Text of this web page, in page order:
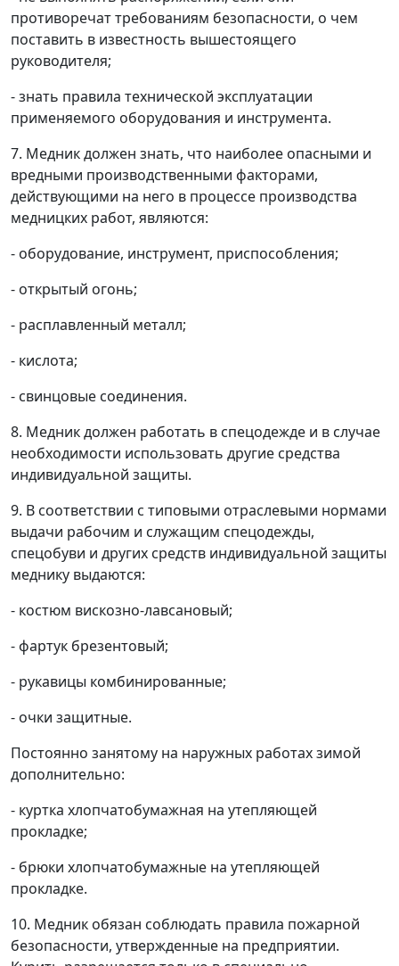
противоречат требованиям безопасности, о чем
поставить в известность вышестоящего
руководителя;
- знать правила технической эксплуатации
применяемого оборудования и инструмента.
7. Медник должен знать, что наиболее опасными и
вредными производственными факторами,
действующими на него в процессе производства
медницких работ, являются:
- оборудование, инструмент, приспособления;
- открытый огонь;
- расплавленный металл;
- кислота;
- свинцовые соединения.
8. Медник должен работать в спецодежде и в случае
необходимости использовать другие средства
индивидуальной защиты.
9. В соответствии с типовыми отраслевыми нормами
выдачи рабочим и служащим спецодежды,
спецобуви и других средств индивидуальной защиты
меднику выдаются:
- костюм вискозно-лавсановый;
- фартук брезентовый;
- рукавицы комбинированные;
- очки защитные.
Постоянно занятому на наружных работах зимой
дополнительно:
- куртка хлопчатобумажная на утепляющей
прокладке;
- брюки хлопчатобумажные на утепляющей
прокладке.
10. Медник обязан соблюдать правила пожарной
безопасности, утвержденные на предприятии.